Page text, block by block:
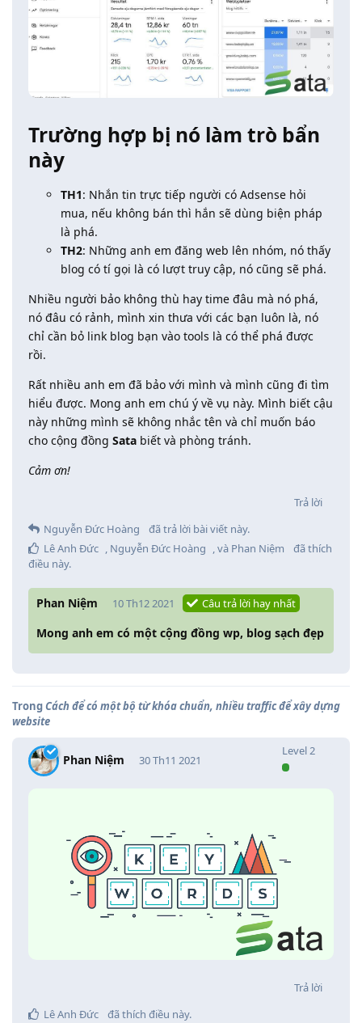
Trường hợp bị nó làm trò bẩn
này
TH1: Nhắn tin trực tiếp người có Adsense hỏi
mua, nếu không bán thì hắn sẽ dùng biện pháp
là phá.
TH2: Những anh em đăng web lên nhóm, nó thấy
blog có tí gọi là có lượt truy cập, nó cũng sẽ phá.
Nhiều người bảo không thù hay time đâu mà nó phá,
nó đâu có rảnh, mình xin thưa với các bạn luôn là, nó
chỉ cần bỏ link blog bạn vào tools là có thể phá được
rồi.
Rất nhiều anh em đã bảo với mình và mình cũng đi tìm
hiểu được. Mong anh em chú ý về vụ này. Mình biết cậu
này những mình sẽ không nhắc tên và chỉ muốn báo
cho cộng đồng Sata biết và phòng tránh.
Cảm ơn!
Trả lời
Nguyễn Đức Hoàng
đã trả lời bài viết này.
Lê Anh Đức , Nguyễn Đức Hoàng , và Phan Niệm
đã thích
điều này.
Phan Niệm 10 Th12 2021 Câu trả lời hay nhất
Mong anh em có một cộng đồng wp, blog sạch đẹp
TrongCách để có một bộ từ khóa chuẩn, nhiều traffic để xây dựng
website
Phan Niệm
Level2
30 Th11 2021
Trả lời
Lê Anh Đức
đã thích điều này.